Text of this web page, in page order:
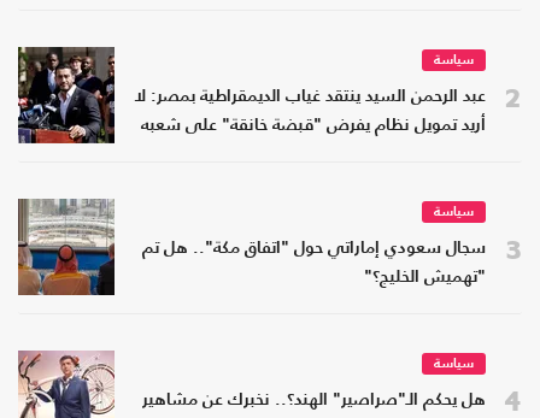
2
سياسة
عبد الرحمن السيد ينتقد غياب الديمقراطية بمصر: لا
أريد تمويل نظام يفرض "قبضة خانقة" على شعبه
3
سياسة
سجال سعودي إماراتي حول "اتفاق مكة".. هل تم
"تهميش الخليج؟"
4
سياسة
هل يحكم الـ"صراصير" الهند؟.. نخبرك عن مشاهير